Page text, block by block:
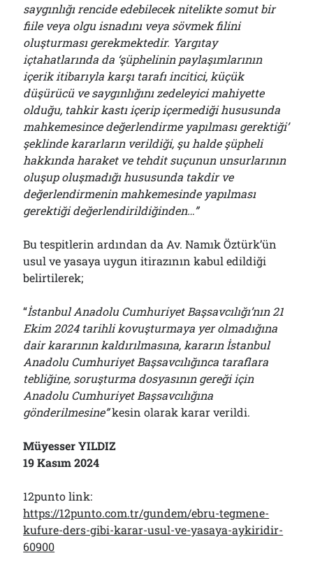
saygınlığı rencide edebilecek nitelikte somut bir
fiile veya olgu isnadını veya sövmek filini
oluşturması gerekmektedir. Yargıtay
içtahatlarında da ‘şüphelinin paylaşımlarının
içerik itibarıyla karşı tarafı incitici, küçük
düşürücü ve saygınlığını zedeleyici mahiyette
olduğu, tahkir kastı içerip içermediği hususunda
mahkemesince değerlendirme yapılması gerektiği’
şeklinde kararların verildiği, şu halde şüpheli
hakkında haraket ve tehdit suçunun unsurlarının
oluşup oluşmadığı hususunda takdir ve
değerlendirmenin mahkemesinde yapılması
gerektiği değerlendirildiğinden…”
Bu tespitlerin ardından da Av. Namık Öztürk’ün
usul ve yasaya uygun itirazının kabul edildiği
belirtilerek;
“İstanbul Anadolu Cumhuriyet Başsavcılığı’nın 21
Ekim 2024 tarihli kovuşturmaya yer olmadığına
dair kararının kaldırılmasına, kararın İstanbul
Anadolu Cumhuriyet Başsavcılığınca taraflara
tebliğine, soruşturma dosyasının gereği için
Anadolu Cumhuriyet Başsavcılığına
gönderilmesine”kesin olarak karar verildi.
Müyesser YILDIZ
19 Kasım 2024
12punto link:
https://12punto.com.tr/gundem/ebru-tegmene-
kufure-ders-gibi-karar-usul-ve-yasaya-aykiridir-
60900